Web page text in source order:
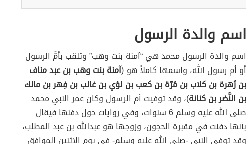
اسم والدة الرسول
اسم والدة الرسول محمد هي “آمنة بنت وهب” وتلقب بأمُّ الرسول
أو أم رسول الله، واسمها كاملاً هو (آمنة بنت وهب بن عبد مناف
بن زُهرة بن كلاب بن مُرّة بن كعب بن لؤي بن غالب بن فِهر بن مالك
بن النَّضر بن كنانة)، وقد توفيت أم الرسول وكان عمر النبي محمد
صلى الله عليه وسلم 6 سنوات، وفي روايات حول دفنها فيقال
بأنها دفنت في مقبرة الحجون، وزوجها هو عبدالله بن عبد المطلب،
وقد توفي النبي -صلى الله عليه وسلم- في يوم الاثنين الموافق